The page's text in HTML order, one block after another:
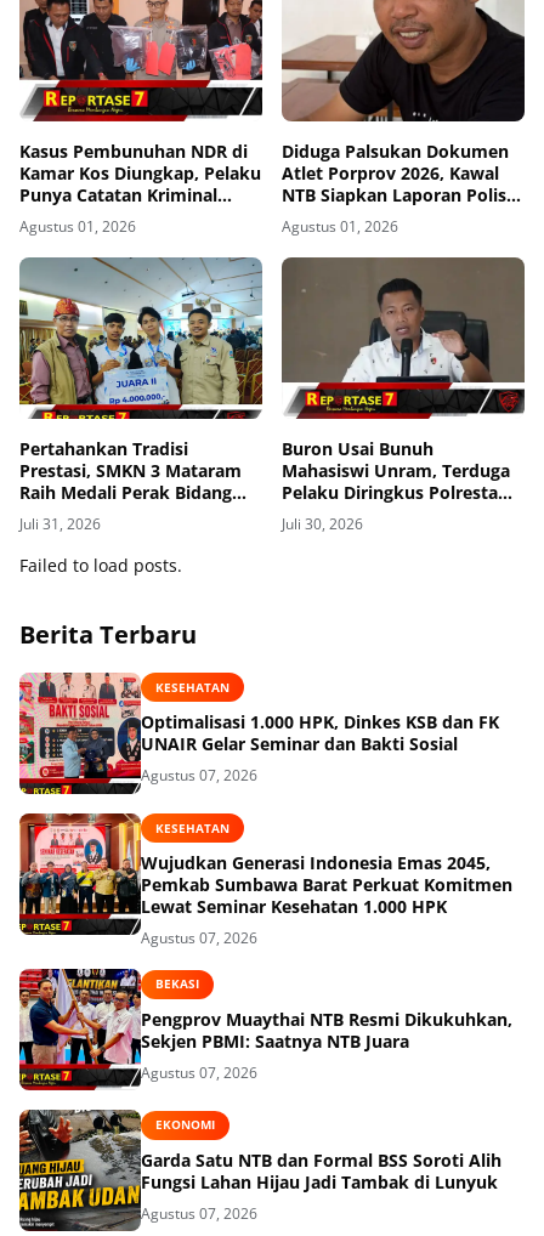
Kasus Pembunuhan NDR di
Kamar Kos Diungkap, Pelaku
Punya Catatan Kriminal
Kekerasan
Agustus 01, 2026
Diduga Palsukan Dokumen
Atlet Porprov 2026, Kawal
NTB Siapkan Laporan Polisi
ke Polda NTB
Agustus 01, 2026
Pertahankan Tradisi
Prestasi, SMKN 3 Mataram
Raih Medali Perak Bidang
Robotics di LKS Tingkat
Provinsi 2026
Juli 31, 2026
Buron Usai Bunuh
Mahasiswi Unram, Terduga
Pelaku Diringkus Polresta
Mataram di Gomong
Juli 30, 2026
Failed to load posts.
Berita Terbaru
KESEHATAN
Optimalisasi 1.000 HPK, Dinkes KSB dan FK
UNAIR Gelar Seminar dan Bakti Sosial
Agustus 07, 2026
KESEHATAN
Wujudkan Generasi Indonesia Emas 2045,
Pemkab Sumbawa Barat Perkuat Komitmen
Lewat Seminar Kesehatan 1.000 HPK
Agustus 07, 2026
BEKASI
Pengprov Muaythai NTB Resmi Dikukuhkan,
Sekjen PBMI: Saatnya NTB Juara
Agustus 07, 2026
EKONOMI
Garda Satu NTB dan Formal BSS Soroti Alih
Fungsi Lahan Hijau Jadi Tambak di Lunyuk
Agustus 07, 2026